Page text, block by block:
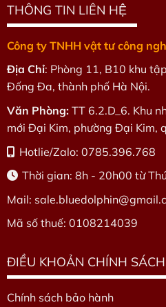
THÔNG TIN LIÊN HỆ
Công ty TNHH vật tư công
Địa Chỉ: Phòng 11, B10 khu
Đống Đa, thành phố Hà Nội.
Văn Phòng:TT 6.2.D_6. Khu
mới Đại Kim, phường Đại Kim,
Hotlie/Zalo: 0785.396.768
Thời gian: 8h - 20h00 từ
Mail: sale.bluedolphin
Mã số thuế: 0108214039
ĐIỀU KHOẢN CHÍNH SÁCH
Chính sách bảo hành